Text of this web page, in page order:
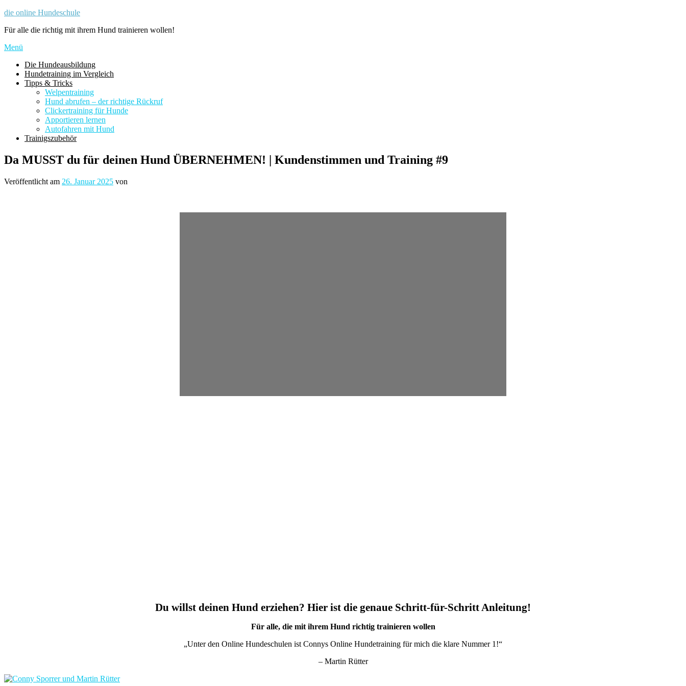
Zum
springen
die online Hundeschule
Für alle die richtig mit ihrem Hund trainieren wollen!
Menü
Die Hundeausbildung
Hundetraining im Vergleich
Tipps & Tricks
Welpentraining
Hund abrufen – der richtige Rückruf
Clickertraining für Hunde
Apportieren lernen
Autofahren mit Hund
Trainigszubehör
Da MUSST du für deinen Hund ÜBERNEHMEN! | Kundenstimmen und Training #9
Veröffentlicht am 26. Januar 2025 von
Du willst deinen Hund erziehen? Hier ist die genaue Schritt-für-Schritt Anleitung!
Für alle, die mit ihrem Hund richtig trainieren wollen
„Unter den Online Hundeschulen ist Connys Online Hundetraining für mich die klare Nummer 1!“
– Martin Rütter